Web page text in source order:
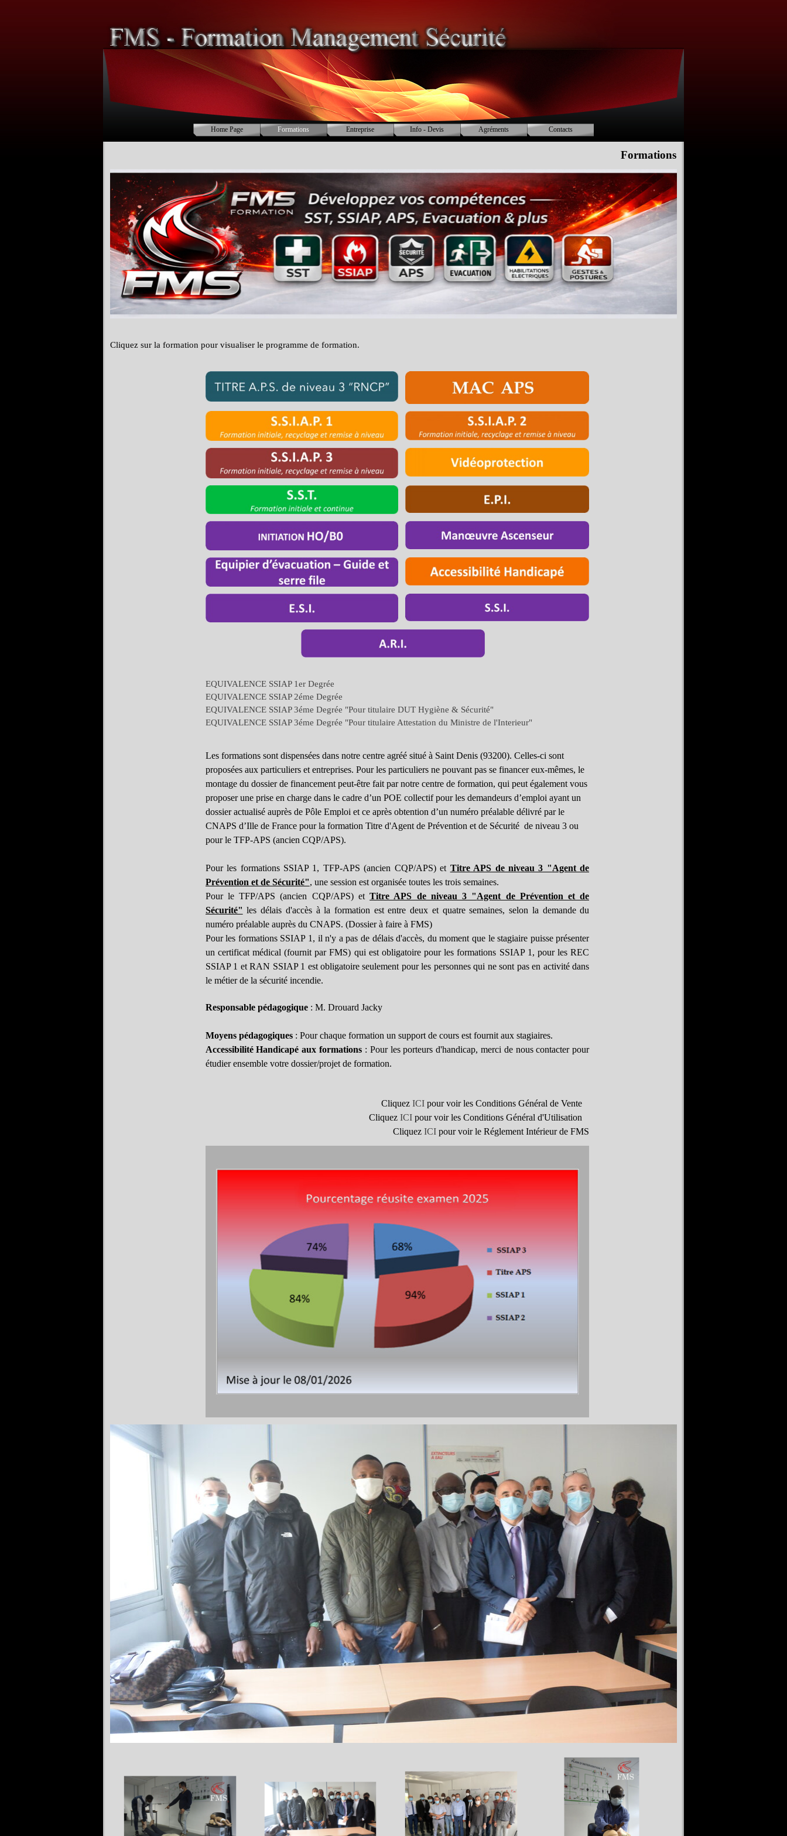
Sauter le menu
Home Page Formations Entreprise Info - Devis Agréments Contacts
Formations
Cliquez sur la formation pour visualiser le programme de formation.
EQUIVALENCE SSIAP 1er Degrée
EQUIVALENCE SSIAP 2éme Degrée
EQUIVALENCE SSIAP 3éme Degrée "Pour titulaire DUT Hygiène & Sécurité"
EQUIVALENCE SSIAP 3éme Degrée "Pour titulaire Attestation du Ministre de l'Interieur"
Les formations sont dispensées dans notre centre agréé situé à Saint Denis (93200). Celles-ci sont
proposées aux particuliers et entreprises. Pour les particuliers ne pouvant pas se financer eux-mêmes, le
montage du dossier de financement peut-être fait par notre centre de formation, qui peut également vous
proposer une prise en charge dans le cadre d’un POE collectif pour les demandeurs d’emploi ayant un
dossier actualisé auprès de Pôle Emploi et ce après obtention d’un numéro préalable délivré par le
CNAPS d’Ille de France pour la formation Titre d'Agent de Prévention et de Sécuritéde niveau 3 ou
pour le TFP-APS (ancien CQP/APS).
Pour les formations SSIAP 1, TFP-APS (ancien CQP/APS) et Titre APS de niveau 3 "Agent de
Prévention et de Sécurité", une session est organisée toutes les trois semaines.
Pour le TFP/APS (ancien CQP/APS) etTitre APS de niveau 3 "Agent de Prévention et de
Sécurité" les délais d'accès à la formation est entre deux et quatre semaines, selon la demande du
numéro préalable auprès du CNAPS. (Dossier à faire à FMS)
Pour les formations SSIAP 1, il n'y a pas de délais d'accès, du moment que le stagiaire puisse présenter
un certificat médical (fournit par FMS) qui est obligatoire pour les formations SSIAP 1, pour les REC
SSIAP 1 et RAN SSIAP 1 est obligatoire seulement pour les personnes qui ne sont pas en activité dans
le métier de la sécurité incendie.
Responsable pédagogique: M. Drouard Jacky
Moyens pédagogiques: Pour chaque formation un support de cours est fournit aux stagiaires.
Accessibilité Handicapé aux formations : Pour les porteurs d'handicap, merci de nous contacter pour
étudier ensemble votre dossier/projet de formation.
CliquezICI pour voir les Conditions Général de Vente
Cliquez ICI pour voir les Conditions Général d'Utilisation
CliquezICI pour voir le Réglement Intérieur de FMS